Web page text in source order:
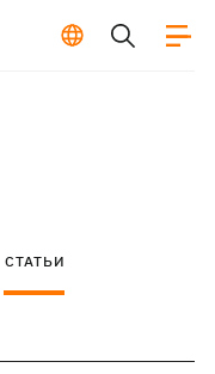
СТАТЬИ